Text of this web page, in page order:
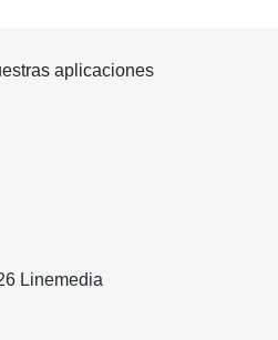
Linemedia
aplicaciones